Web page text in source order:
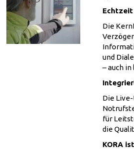
Die
und
– auch
Die
für
die
KORA